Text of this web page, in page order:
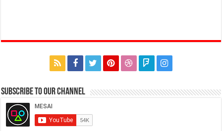
Subscribe to our Channel